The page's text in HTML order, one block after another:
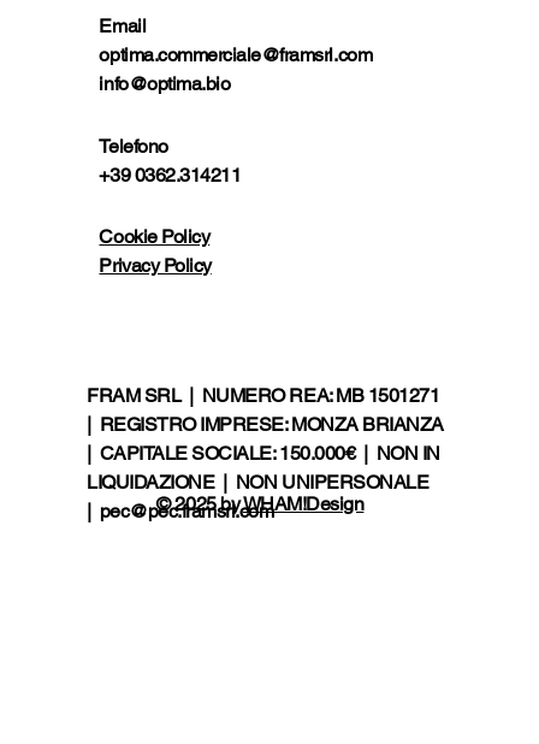
Email
optima.commerciale@framsrl.com
info@optima.bio
Telefono
+39 0362.314211
Cookie Policy
Privacy Policy
FRAM SRL | NUMERO REA: MB 1501271
| REGISTRO IMPRESE: MONZA BRIANZA
| CAPITALE SOCIALE: 150.000€ | NON IN
LIQUIDAZIONE | NON UNIPERSONALE
| pec@pec.framsrl.com
© 2025 byWHAM!Design